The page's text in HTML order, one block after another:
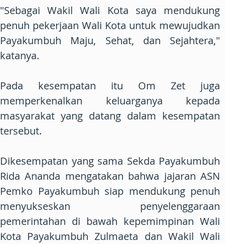
"Sebagai Wakil Wali Kota saya mendukung
penuh pekerjaan Wali Kota untuk mewujudkan
Payakumbuh Maju, Sehat, dan Sejahtera,"
katanya.
Pada kesempatan itu Om Zet juga
memperkenalkan keluarganya kepada
masyarakat yang datang dalam kesempatan
tersebut.
Dikesempatan yang sama Sekda Payakumbuh
Rida Ananda mengatakan bahwa jajaran ASN
Pemko Payakumbuh siap mendukung penuh
menyukseskan penyelenggaraan
pemerintahan di bawah kepemimpinan Wali
Kota Payakumbuh Zulmaeta dan Wakil Wali